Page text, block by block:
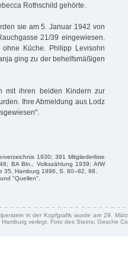
Rothschild gehörte.
sie am 5. Januar 1942 von
21/39 eingewiesen.
Küche. Philipp Levisohn
ging zu der behelfsmäßigen
mit ihren beiden Kindern zur
Ihre Abmeldung aus Lodz
1930; 391 Mitgliederliste
BA Bln., Volkszählung 1939; AfW
35, Hamburg 1996, S. 80–82, 98.
"Quellen".
in der Kopfgrafik wurde am 29.
Hamburg verlegt. Foto des Steins: Gesche